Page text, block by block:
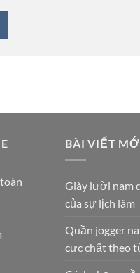
BÀI VIẾT
Giày lười nam
của sự lịch lãm
Quần jogger
cực chất theo